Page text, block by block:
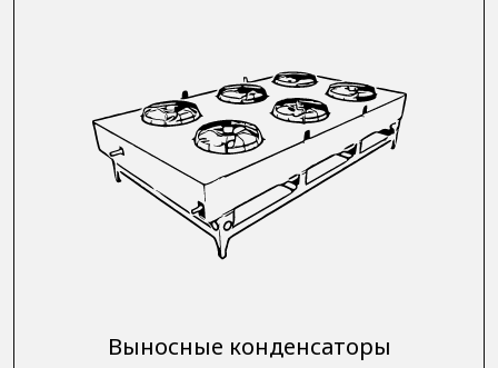
Выносные конденсаторы